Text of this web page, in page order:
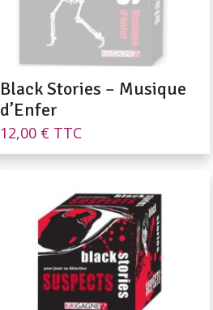
Black Stories – Musique
d’Enfer
12,00 € TTC